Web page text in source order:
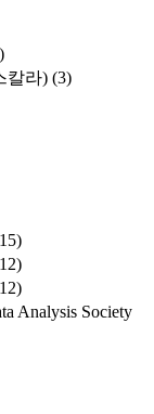
칼라) (3)
Analysis Society